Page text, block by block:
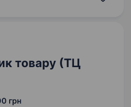
товару (ТЦ
грн